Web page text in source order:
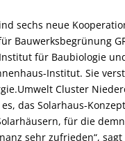
sechs neue
Bauwerksbegrünung
für Baubiologie
Institut. Sie
Cluster
das Solarhaus-
für die
sehr zufrieden“,